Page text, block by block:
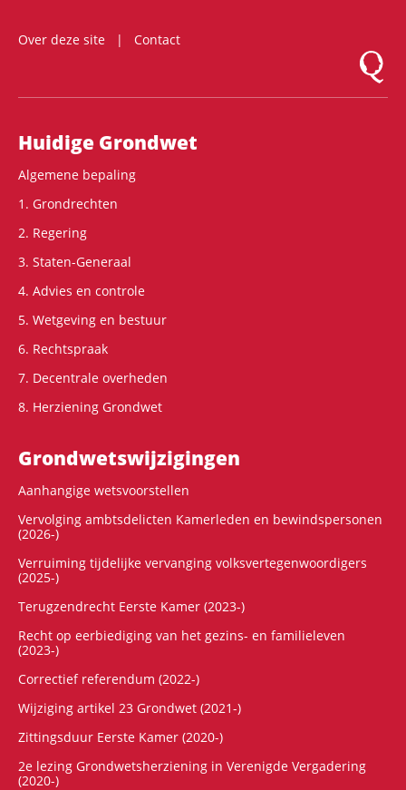
Over deze site
Contact
Logo
Hoofdnavigatie
Huidige Grondwet
Algemene bepaling
1. Grondrechten
2. Regering
3. Staten-Generaal
4. Advies en controle
5. Wetgeving en bestuur
6. Rechtspraak
7. Decentrale overheden
8. Herziening Grondwet
Grondwets­wijzigingen
Aanhangige wetsvoorstellen
Vervolging ambtsdelicten Kamerleden en bewindspersonen
(2026-)
Verruiming tijdelijke vervanging volksvertegenwoordigers
(2025-)
Terugzendrecht Eerste Kamer (2023-)
Recht op eerbiediging van het gezins- en familieleven
(2023-)
Correctief referendum (2022-)
Wijziging artikel 23 Grondwet (2021-)
Zittingsduur Eerste Kamer (2020-)
2e lezing Grondwetsherziening in Verenigde Vergadering
(2020-)